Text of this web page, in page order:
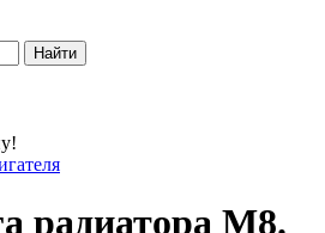
радиатора М8.